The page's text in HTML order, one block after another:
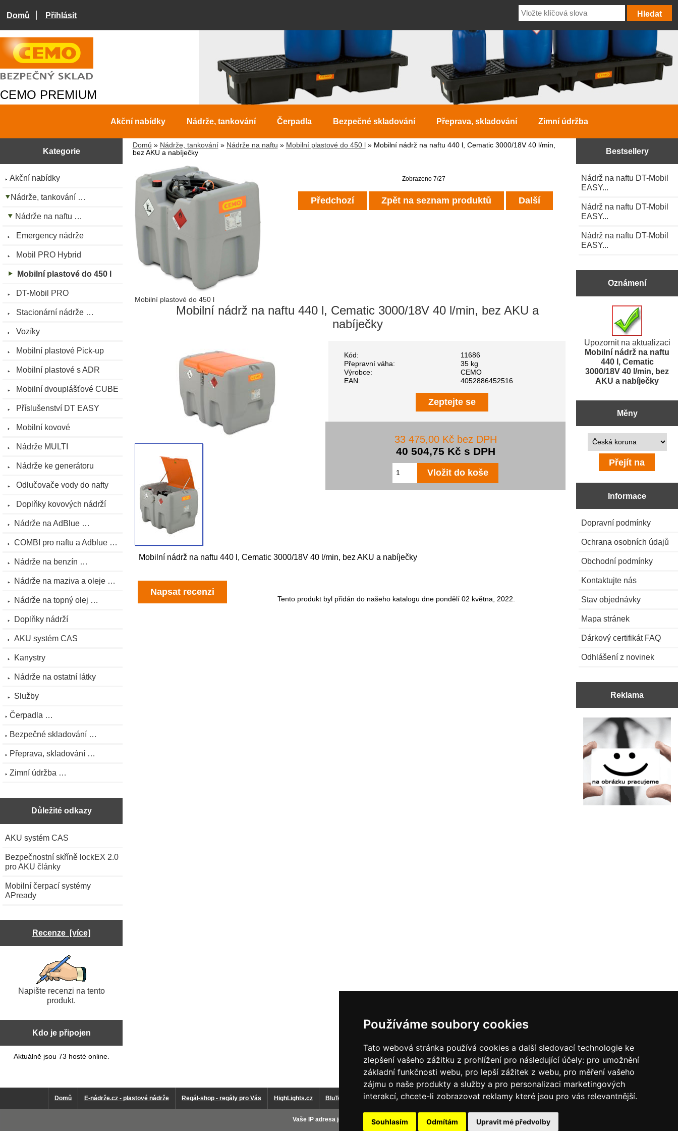
Používáme soubory cookies
Tato webová stránka používá cookies a další sledovací technologie ke
zlepšení vašeho zážitku z prohlížení pro následující účely: pro umožnění
základní funkčnosti webu, pro lepší zážitek z webu, pro měření vašeho
zájmu o naše produkty a služby a pro personalizaci marketingových
interakcí, chcete-li zobrazovat reklamy které jsou pro vás relevantnější.
Souhlasím Odmítám Upravit mé předvolby
Domů Přihlásit
CEMO PREMIUM
Akční nabídky Nádrže, tankování Čerpadla Bezpečné skladování Přeprava, skladování Zimní údržba
Kategorie
Akční nabídky
Nádrže, tankování …
Nádrže na naftu …
Emergency nádrže
Mobil PRO Hybrid
Mobilní plastové do 450 l
DT-Mobil PRO
Stacionární nádrže …
Vozíky
Mobilní plastové Pick-up
Mobilní plastové s ADR
Mobilní dvouplášťové CUBE
Příslušenství DT EASY
Mobilní kovové
Nádrže MULTI
Nádrže ke generátoru
Odlučovače vody do nafty
Doplňky kovových nádrží
Nádrže na AdBlue …
COMBI pro naftu a Adblue …
Nádrže na benzín …
Nádrže na maziva a oleje …
Nádrže na topný olej …
Doplňky nádrží
AKU systém CAS
Kanystry
Nádrže na ostatní látky
Služby
Čerpadla …
Bezpečné skladování …
Přeprava, skladování …
Zimní údržba …
Důležité odkazy
AKU systém CAS
Bezpečnostní skříně lockEX 2.0
pro AKU články
Mobilní čerpací systémy
APready
Recenze [více]
Napište recenzi na tento
produkt.
Kdo je připojen
Aktuálně jsou 73 hosté online.
Domů » Nádrže, tankování» Nádrže na naftu » Mobilní plastové do 450 l
» Mobilní nádrž na naftu 440 l, Cematic 3000/18V 40 l/min,
bez AKU a nabíječky
Mobilní plastové do 450 l
Zobrazeno 7/27
Předchozí Zpět na seznam produktů Další
Mobilní nádrž na naftu 440 l, Cematic 3000/18V 40 l/min, bez AKU a
nabíječky
Kód:
11686
Přepravní váha:
35 kg
Výrobce:
CEMO
EAN:
4052886452516
Zeptejte se
33 475,00 Kč bez DPH
40 504,75 Kč s DPH
Mobilní nádrž na naftu 440 l, Cematic 3000/18V 40 l/min, bez AKU a nabíječky
Napsat recenzi
Tento produkt byl přidán do našeho katalogu dne pondělí 02 května, 2022.
Bestsellery
Nádrž na naftu DT-Mobil
EASY...
Nádrž na naftu DT-Mobil
EASY...
Nádrž na naftu DT-Mobil
EASY...
Oznámení
Upozornit na aktualizaci
Mobilní nádrž na naftu
440 l, Cematic
3000/18V 40 l/min, bez
AKU a nabíječky
Měny
Prosím vyberte ...
Informace
Dopravní podmínky
Ochrana osobních údajů
Obchodní podmínky
Kontaktujte nás
Stav objednávky
Mapa stránek
Dárkový certifikát FAQ
Odhlášení z novinek
Reklama
Domů E-nádrže.cz - plastové nádrže Regál-shop - regály pro Vás HighLights.cz BluToGo.cz - technika pro AdBlue Doprava-Zdarma.eu E-Zavlažování.cz SCHAKE - vybavení staveb
Vaše IP adresa je: 216.73.217.59